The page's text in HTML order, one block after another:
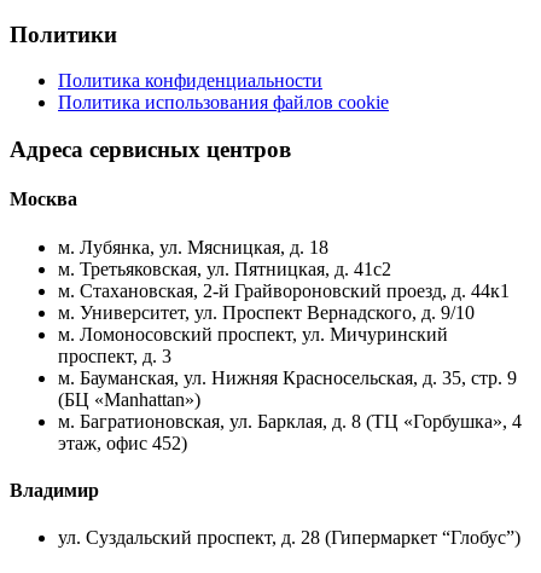
Политики
Политика конфиденциальности
Политика использования файлов cookie
Адреса сервисных центров
Москва
м. Лубянка, ул. Мясницкая, д. 18
м. Третьяковская, ул. Пятницкая, д. 41с2
м. Стахановская, 2-й Грайвороновский проезд, д. 44к1
м. Университет, ул. Проспект Вернадского, д. 9/10
м. Ломоносовский проспект, ул. Мичуринский
проспект, д. 3
м. Бауманская, ул. Нижняя Красносельская, д. 35, стр. 9
(БЦ «Manhattan»)
м. Багратионовская, ул. Барклая, д. 8 (ТЦ «Горбушка», 4
этаж, офис 452)
Владимир
ул. Суздальский проспект, д. 28 (Гипермаркет “Глобус”)